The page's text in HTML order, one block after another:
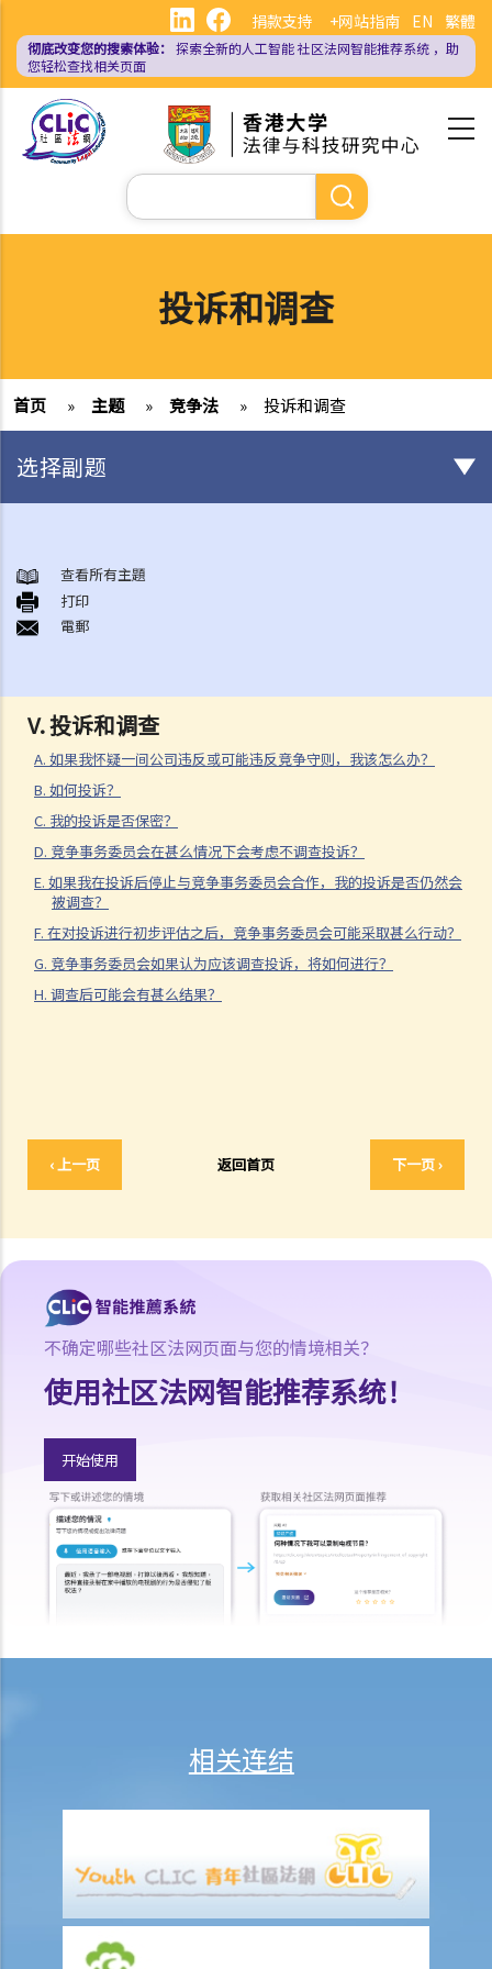
主
EN 繁體
捐款支持 +网站指南
彻底改变您的搜索体验： 探索全新的人工智能社区法网智能推荐系统 ，助
您轻松查找相关页面
搜
索
投诉和调查
首页 » 主题 » 竞争法 » 投诉和调查
V. 投诉和调查
A. 如果我怀疑一间公司违反或可能违反竞争守则，我该怎么办？
B. 如何投诉？
C. 我的投诉是否保密？
D. 竞争事务委员会在甚么情况下会考虑不调查投诉？
E. 如果我在投诉后停止与竞争事务委员会合作，我的投诉是否仍然会
被调查？
F. 在对投诉进行初步评估之后，竞争事务委员会可能采取甚么行动？
G. 竞争事务委员会如果认为应该调查投诉，将如何进行？
H. 调查后可能会有甚么结果？
‹ 上一页 返回首页 下一页 ›
选择副题
第一行为守则
A. 范围
1. 合谋行为
3. 交换资料
4. 行业协会活动
5. 联营
6. 纵向价格限制
7. 独家分销及独家顾客编配
B. 豁除及豁免
第二行为守则
1. 掠夺性定价
2. 搭售及捆绑销售
合并守则
A. 范围
投诉和调查
B. 如何投诉？
C. 我的投诉是否保密？
D. 竞争事务委员会在甚么情况下会考虑不调查投诉？
E. 如果我在投诉后停止与竞争事务委员会合作，我的投诉是否仍然会被
F. 在对投诉进行初步评估之后，竞争事务委员会可能采取甚么行动？
G. 竞争事务委员会如果认为应该调查投诉，将如何进行？
H. 调查后可能会有甚么结果？
查看所有主題
打印
電郵
不确定哪些社区法网页面与您的情境相关？
使用社区法网智能推荐系统！
开始使用
相关连结